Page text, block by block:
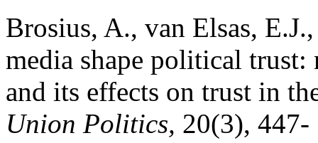
Brosius, A., van Elsas,
media shape political
and its effects on trust in
Union Politics, 20(3), 447-